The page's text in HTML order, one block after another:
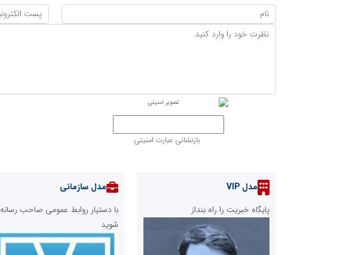
بازنشانی عبارت امنیتی
مدل VIP
پایگاه خبریت را راه بنداز
مدل سازمانی
با دستیار روابط عمومی صاحب رسانه
شوید